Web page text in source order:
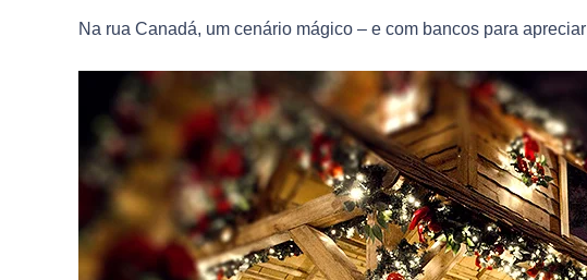
Na rua Canadá, um cenário mágico – e com bancos para apreciar